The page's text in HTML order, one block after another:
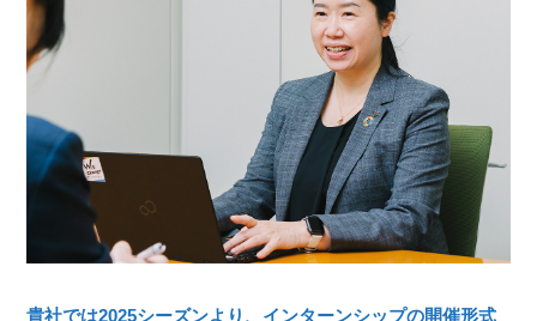
貴社では2025シーズンより、インターンシップの開催形式